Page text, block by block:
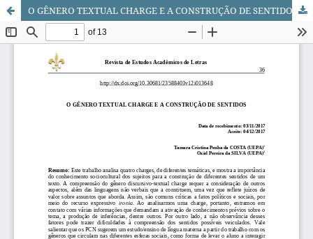
O GÊNERO TEXTUAL CHARGE E A CONSTRUÇÃO DE SENTIDOS